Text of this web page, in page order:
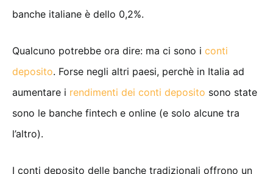
banche italiane è dello 0,2%.
Qualcuno potrebbe ora dire: ma ci sono i conti
deposito. Forse negli altri paesi, perchè in Italia ad
aumentare i rendimenti dei conti deposito sono state
sono le banche fintech e online (e solo alcune tra
l’altro).
I conti deposito delle banche tradizionali offrono un